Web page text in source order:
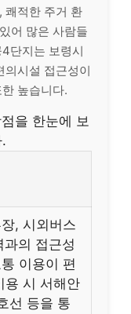
쾌적한 주거 환
어 많은 사람들
단지는 보령시
의시설 접근성이
높습니다.
을 한눈에 보
, 시외버스
의 접근성
이용이 편
용 시 서해안
선 등을 통